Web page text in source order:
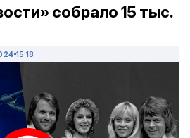
собрало 15 тыс.
15:18